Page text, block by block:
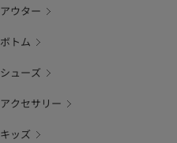
アウター
ボトム
シューズ
アクセサリー
キッズ